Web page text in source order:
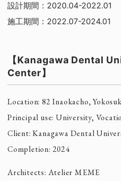
設計期間：2020.04-2022.01
施工期間：2022.07-2024.01
【Kanagawa Dental
Center】
Location: 82 Inaokacho,
Principal use: University,
Client: Kanagawa Dental
Completion: 2024
Architects: Atelier MEME